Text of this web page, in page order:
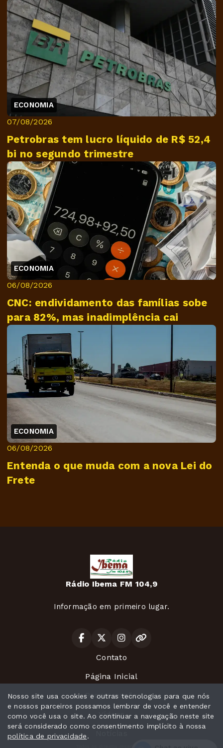
ECONOMIA
07/08/2026
Petrobras tem lucro líquido de R$ 52,4
bi no segundo trimestre
ECONOMIA
06/08/2026
CNC: endividamento das famílias sobe
para 82%, mas inadimplência cai
ECONOMIA
06/08/2026
Entenda o que muda com a nova Lei do
Frete
Rádio Ibema FM 104,9
Informação em primeiro lugar.
Contato
Página Inicial
Programação
Vídeos
Nosso site usa cookies e outras tecnologias para que nós
e nossos parceiros possamos lembrar de você e entender
como você usa o site. Ao continuar a navegação neste site
será considerado como consentimento implícito à nossa
política de privacidade.